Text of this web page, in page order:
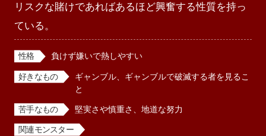
リスクな賭けであればあるほど興奮する性質を持っ
ている。
性格 負けず嫌いで熱しやすい
好きなもの
ギャンブル、ギャンブルで破滅する者を見るこ
と
苦手なもの 堅実さや慎重さ、地道な努力
関連モンスター